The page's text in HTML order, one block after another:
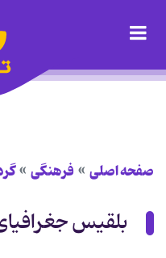
صفحه اصلی فرهنگی
بلقیس